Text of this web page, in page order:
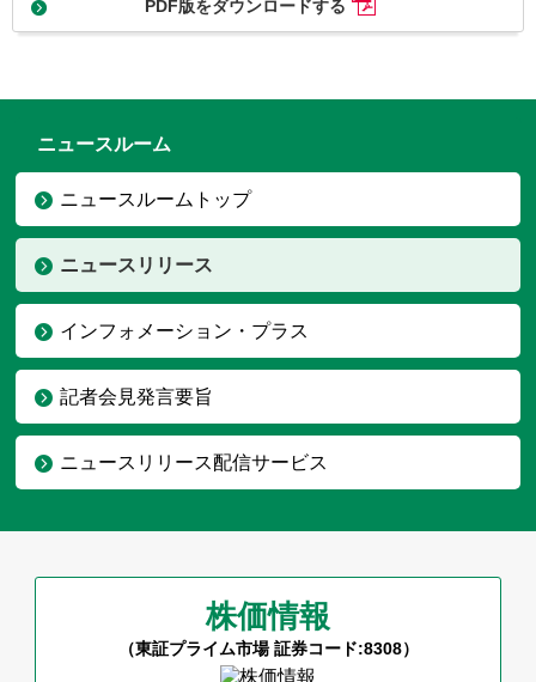
PDF版をダウンロードする
ニュースルーム
ニュースルームトップ
ニュースリリース
インフォメーション・プラス
記者会見発言要旨
ニュースリリース配信サービス
株価情報
（東証プライム市場 証券コード:8308）